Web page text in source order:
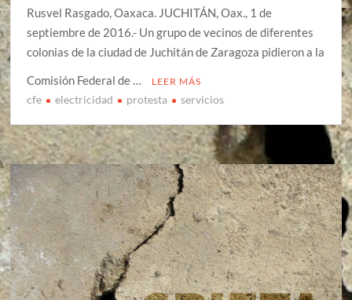
Rusvel Rasgado, Oaxaca. JUCHITÁN, Oax., 1 de
septiembre de 2016.- Un grupo de vecinos de diferentes
colonias de la ciudad de Juchitán de Zaragoza pidieron a la
Comisión Federal de …
LEER MÁS
cfe electricidad protesta servicios